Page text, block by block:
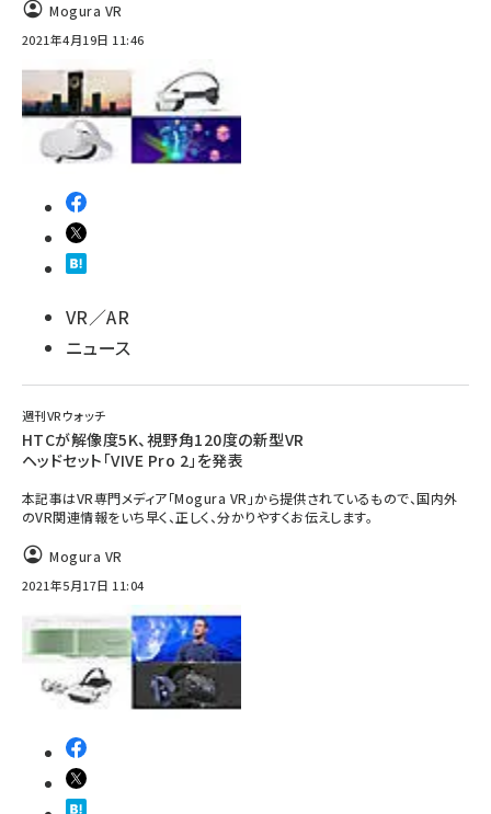
Mogura VR
2021年4月19日 11:46
VR／AR
ニュース
週刊VRウォッチ
HTCが解像度5K、視野角120度の新型VR
ヘッドセット「VIVE Pro 2」を発表
本記事はVR専門メディア「Mogura VR」から提供されているもので、国内外
のVR関連情報をいち早く、正しく、分かりやすくお伝えします。
Mogura VR
2021年5月17日 11:04